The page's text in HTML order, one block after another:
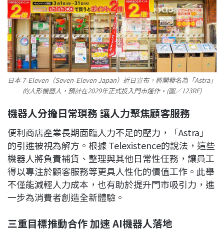
日本 7-Eleven（Seven-Eleven Japan）近日宣布，將開發名為「Astra」
的人形機器人，預計在2029年正式投入門市運作。(圖／123RF)
機器人分擔日常瑣務 讓人力聚焦顧客服務
便利商店產業長期面臨人力不足的壓力，「Astra」
的引進被視為解方。根據 Telexistence的說法，這些
機器人將負責補貨、整理與其他日常性任務，讓員工
得以專注於顧客服務等更具人性化的價值工作。此舉
不僅能減輕人力成本，也有助於提升門市吸引力，進
一步為消費者創造全新體驗。
三重目標推動合作 加速 AI機器人落地